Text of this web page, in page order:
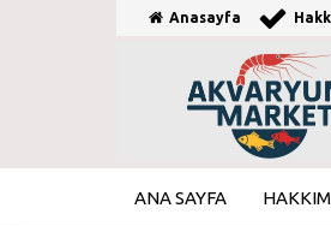
Anasayfa
ANA SAYFA